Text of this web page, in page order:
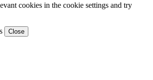
cookies in the cookie settings and try
Close